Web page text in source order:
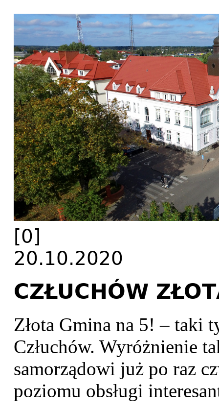
[0]
20.10.2020
CZŁUCHÓW
Złota Gmina na 5! – taki
Człuchów. Wyróżnienie
samorządowi już po raz
poziomu obsługi